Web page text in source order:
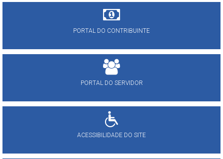
PORTAL DO CONTRIBUINTE
PORTAL DO SERVIDOR
ACESSIBILIDADE DO SITE